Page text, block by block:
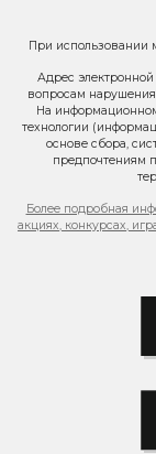
При использовании
Адрес
вопросам
На
технологии
основе сбора,
предпочтениям
Более подробная
акциях, конкурсах,